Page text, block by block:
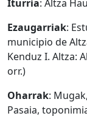
Iturria: Altza
Ezaugarriak:
municipio de
Kenduz I. Altza:
orr.)
Oharrak:
Pasaia,